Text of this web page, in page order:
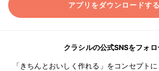
アプリをダウンロードする
クラシルの公式SNSをフォロ
「きちんとおいしく作れる」をコンセプト